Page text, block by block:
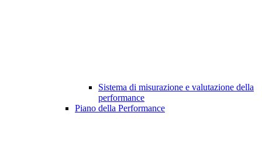
Sistema di misurazione e valutazione della
performance
Piano della Performance